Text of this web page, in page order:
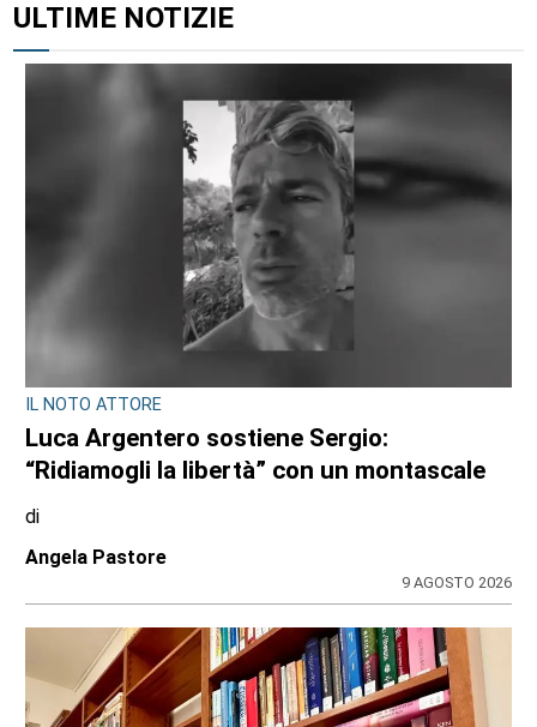
ULTIME NOTIZIE
IL NOTO ATTORE
Luca Argentero sostiene Sergio:
“Ridiamogli la libertà” con un montascale
di
Angela Pastore
9 AGOSTO 2026